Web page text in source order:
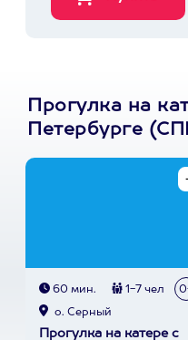
Прогулка на
Петербурге
60 мин. 1-7 чел
о. Серный
Прогулка на катере с